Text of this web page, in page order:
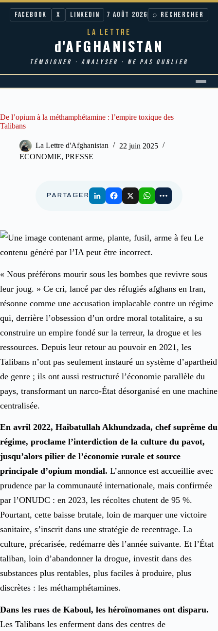
Facebook X LinkedIn 7 AOÛT 2026 ⌕ RECHERCHER
LA LETTRE
d'AFGHANISTAN
TÉMOIGNER · ANALYSER · NE PAS OUBLIER
De l’opium à la méthamphétamine : l’empire toxique des
Talibans
La Lettre d'Afghanistan
22 juin 2025
ECONOMIE, PRESSE
PARTAGER
« Nous préférons mourir sous les bombes que revivre sous
leur joug. » Ce cri, lancé par des réfugiés afghans en Iran,
résonne comme une accusation implacable contre un régime
qui, derrière l’obsession d’un ordre moral totalitaire, a su
construire un empire fondé sur la terreur, la drogue et les
ressources. Depuis leur retour au pouvoir en 2021, les
Talibans n’ont pas seulement instauré un système d’apartheid
de genre ; ils ont aussi restructuré l’économie parallèle du
pays, transformant un narco-État désorganisé en une machine
centralisée.
En avril 2022, Haibatullah Akhundzada, chef suprême du
régime, proclame l’interdiction de la culture du pavot,
jusqu’alors pilier de l’économie rurale et source
principale d’opium mondial. L’annonce est accueillie avec
prudence par la communauté internationale, mais confirmée
par l’ONUDC : en 2023, les récoltes chutent de 95 %.
Pourtant, cette baisse brutale, loin de marquer une victoire
sanitaire, s’inscrit dans une stratégie de recentrage. La
culture, précarisée, redémarre dès l’année suivante. Et l’État
taliban, loin d’abandonner la drogue, investit dans des
substances plus rentables, plus faciles à produire, plus
discrètes : les méthamphétamines.
Dans les rues de Kaboul, les héroïnomanes ont disparu.
Les Talibans les enferment dans des centres de